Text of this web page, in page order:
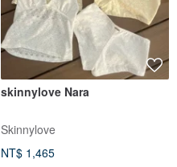
skinnylove Nara
Skinnylove
NT$ 1,465